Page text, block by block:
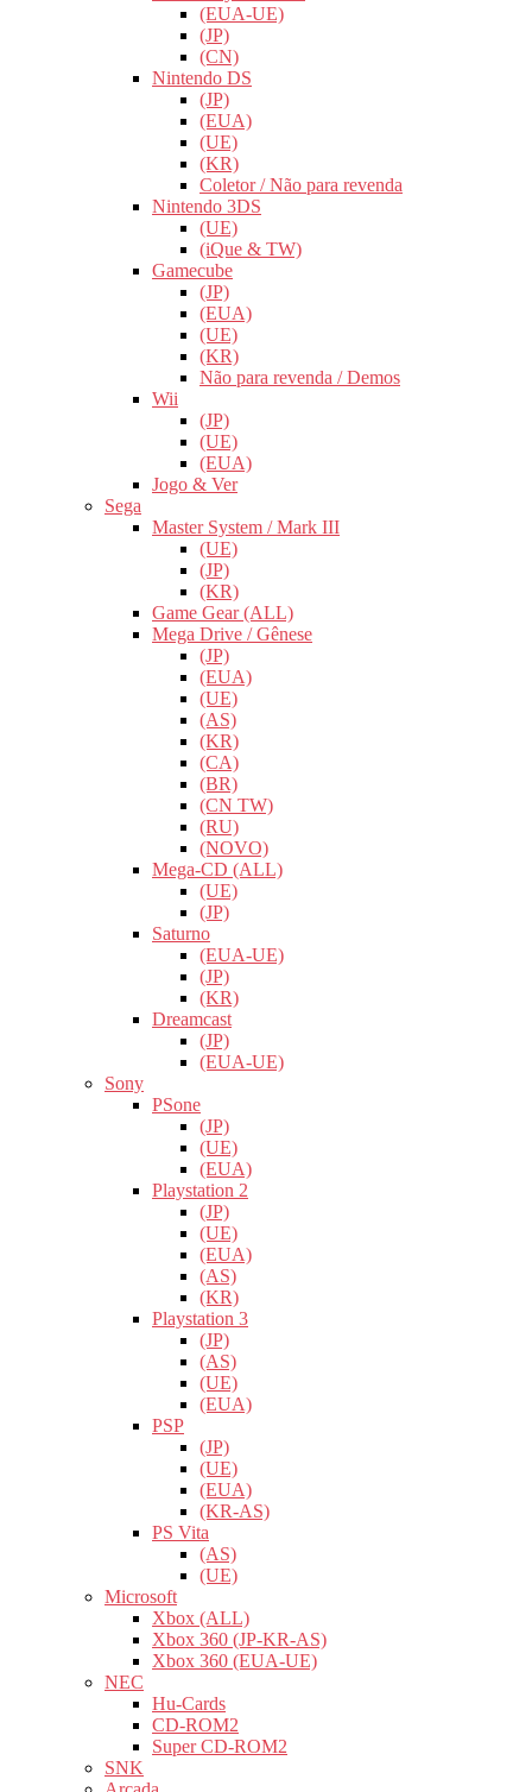
(EUA-UE)
(JP)
(CN)
Nintendo DS
(JP)
(EUA)
(UE)
(KR)
Coletor / Não para revenda
Nintendo 3DS
(UE)
(iQue & TW)
Gamecube
(JP)
(EUA)
(UE)
(KR)
Não para revenda / Demos
Wii
(JP)
(UE)
(EUA)
Jogo & Ver
Sega
Master System / Mark III
(UE)
(JP)
(KR)
Game Gear (ALL)
Mega Drive / Gênese
(JP)
(EUA)
(UE)
(AS)
(KR)
(CA)
(BR)
(CN TW)
(RU)
(NOVO)
Mega-CD (ALL)
(UE)
(JP)
Saturno
(EUA-UE)
(JP)
(KR)
Dreamcast
(JP)
(EUA-UE)
Sony
PSone
(JP)
(UE)
(EUA)
Playstation 2
(JP)
(UE)
(EUA)
(AS)
(KR)
Playstation 3
(JP)
(AS)
(UE)
(EUA)
PSP
(JP)
(UE)
(EUA)
(KR-AS)
PS Vita
(AS)
(UE)
Microsoft
Xbox (ALL)
Xbox 360 (JP-KR-AS)
Xbox 360 (EUA-UE)
NEC
Hu-Cards
CD-ROM2
Super CD-ROM2
SNK